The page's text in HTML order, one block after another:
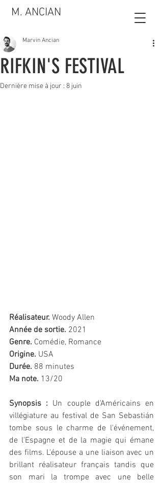
M. ANCIAN
RIFKIN'S FESTIVAL
Marvin Ancian
Dernière mise à jour : 8 juin
Réalisateur. Woody Allen
Année de sortie. 2021
Genre. Comédie, Romance
Origine. USA
Durée. 88 minutes
Ma note. 13/20
Synopsis : Un couple d'Américains en
villégiature au festival de San Sebastián
tombe sous le charme de l'événement,
de l'Espagne et de la magie qui émane
des films. L'épouse a une liaison avec un
brillant réalisateur français tandis que
son mari la trompe avec une belle